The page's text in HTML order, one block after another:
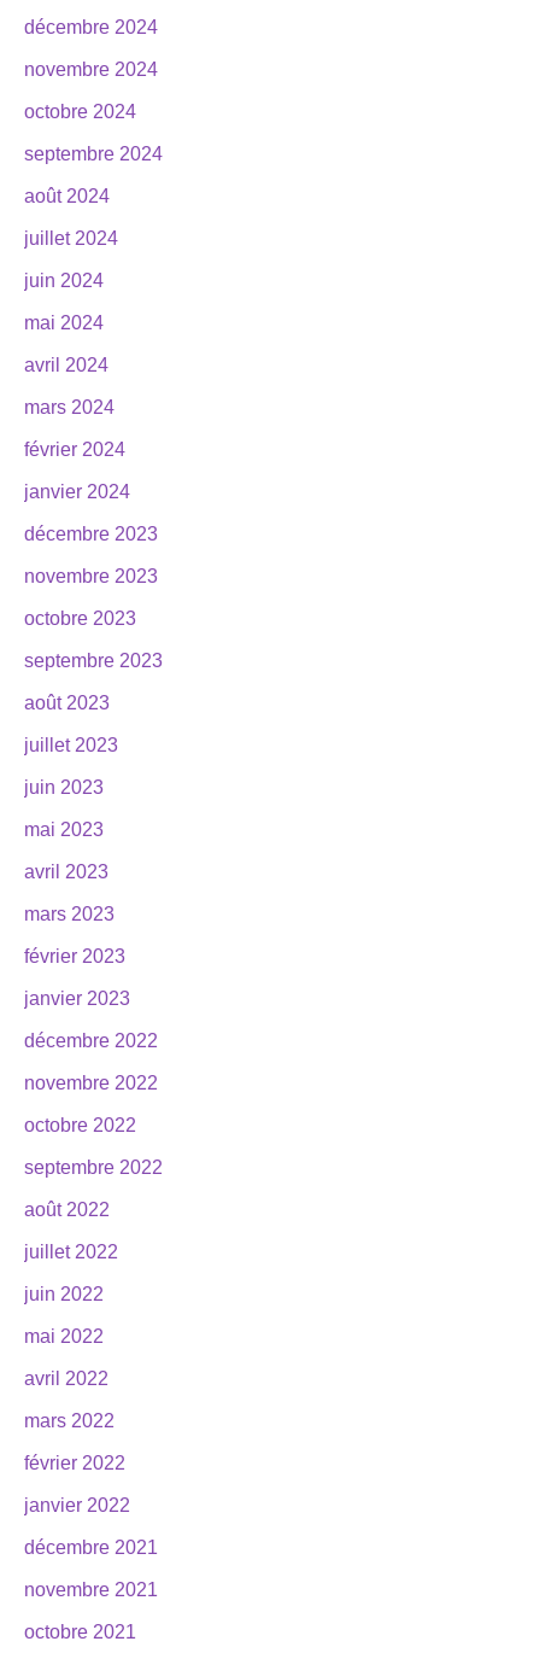
décembre 2024
novembre 2024
octobre 2024
septembre 2024
août 2024
juillet 2024
juin 2024
mai 2024
avril 2024
mars 2024
février 2024
janvier 2024
décembre 2023
novembre 2023
octobre 2023
septembre 2023
août 2023
juillet 2023
juin 2023
mai 2023
avril 2023
mars 2023
février 2023
janvier 2023
décembre 2022
novembre 2022
octobre 2022
septembre 2022
août 2022
juillet 2022
juin 2022
mai 2022
avril 2022
mars 2022
février 2022
janvier 2022
décembre 2021
novembre 2021
octobre 2021